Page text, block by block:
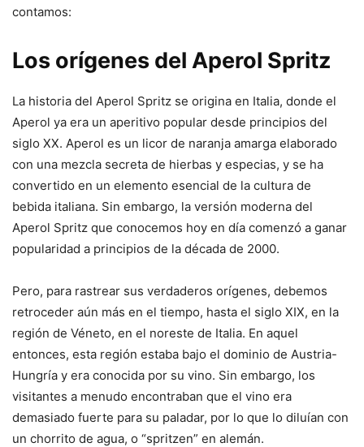
contamos:
Los orígenes del Aperol Spritz
La historia del Aperol Spritz se origina en Italia, donde el
Aperol ya era un aperitivo popular desde principios del
siglo XX. Aperol es un licor de naranja amarga elaborado
con una mezcla secreta de hierbas y especias, y se ha
convertido en un elemento esencial de la cultura de
bebida italiana. Sin embargo, la versión moderna del
Aperol Spritz que conocemos hoy en día comenzó a ganar
popularidad a principios de la década de 2000.
Pero, para rastrear sus verdaderos orígenes, debemos
retroceder aún más en el tiempo, hasta el siglo XIX, en la
región de Véneto, en el noreste de Italia. En aquel
entonces, esta región estaba bajo el dominio de Austria-
Hungría y era conocida por su vino. Sin embargo, los
visitantes a menudo encontraban que el vino era
demasiado fuerte para su paladar, por lo que lo diluían con
un chorrito de agua, o “spritzen” en alemán.